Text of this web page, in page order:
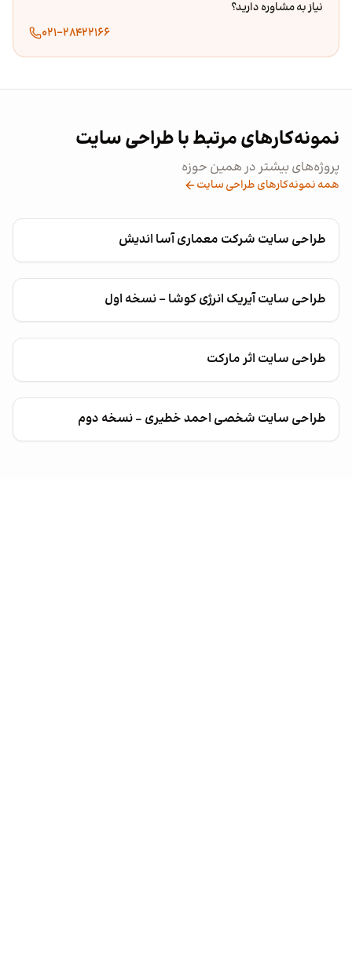
نیاز به مشاوره دارید؟
۰۲۱-۲۸۴۲۲۱۶۶
نمونه‌کارهای مرتبط با طراحی سایت
پروژه‌های بیشتر در همین حوزه
همه نمونه‌کارهای طراحی سایت
طراحی سایت شرکت معماری آسا اندیش
طراحی سایت آیریک انرژی کوشا - نسخه اول
طراحی سایت اثر مارکت
طراحی سایت شخصی احمد خطیری – نسخه دوم